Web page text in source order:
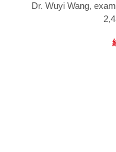
Dr. Wuyi Wang,